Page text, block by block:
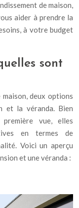
de maison,
aider à prendre la
à votre budget
sont
deux options
et la véranda. Bien
première vue, elles
en termes de
Voici un aperçu
et une véranda :